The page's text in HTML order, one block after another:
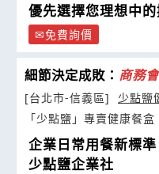
優先選擇您理想中
免費詢價
細節決定成敗： 商務
[台北市-信義區]
少點鹽
「少點鹽」專賣健康餐
企業日常用餐新標
少點鹽企業社